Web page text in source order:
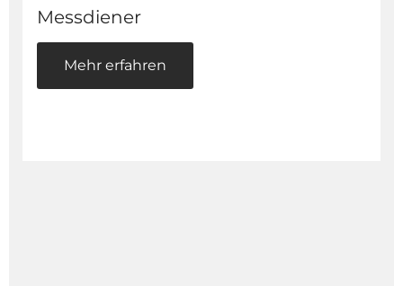
Messdiener
Mehr erfahren